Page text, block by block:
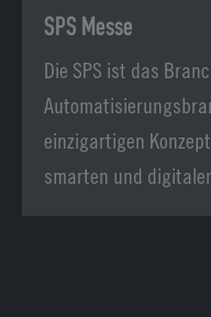
SPS Messe
Die SPS ist das
einzigartigen
smarten und